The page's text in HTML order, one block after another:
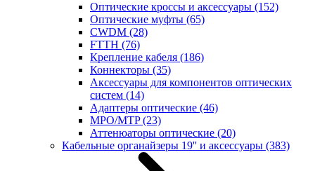
Оптические кроссы и аксессуары (152)
Оптические муфты (65)
CWDM (28)
FTTH (76)
Крепление кабеля (186)
Коннекторы (35)
Аксессуары для компонентов оптических
систем (14)
Адаптеры оптические (46)
MPO/MTP(23)
Аттенюаторы оптические (20)
Кабельные органайзеры 19'' и аксессуары (383)